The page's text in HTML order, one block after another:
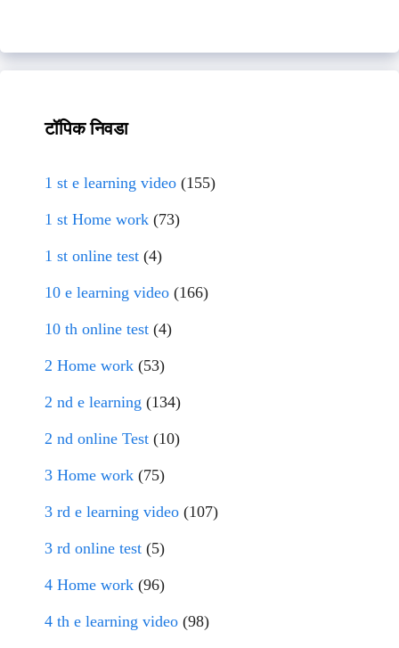
टॉपिक निवडा
1 st e learning video (155)
1 st Home work (73)
1 st online test (4)
10 e learning video (166)
10 th online test (4)
2 Home work (53)
2 nd e learning (134)
2 nd online Test (10)
3 Home work (75)
3 rd e learning video (107)
3 rd online test (5)
4 Home work (96)
4 th e learning video (98)